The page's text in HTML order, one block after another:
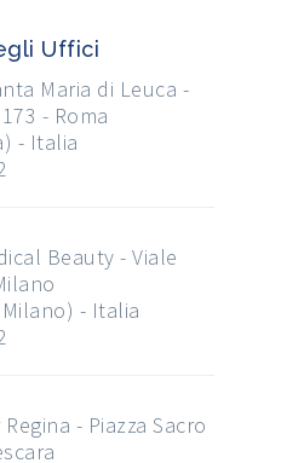
Uffici
Maria di Leuca -
- Roma
- Italia
Beauty - Viale
- Italia
- Piazza Sacro